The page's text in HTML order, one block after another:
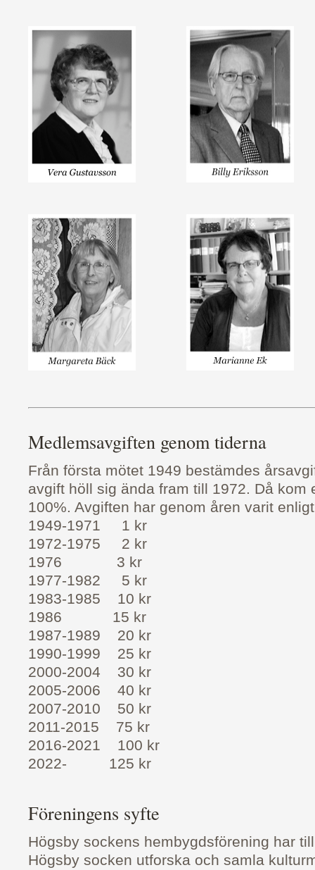
Medlemsavgiften genom tiderna
Från första mötet 1949 bestämdes
avgift höll sig ända fram till 1972. Då kom
100%. Avgiften har genom åren varit
1949-1971 1 kr
1972-1975 2 kr
1976 3 kr
1977-1982 5 kr
1983-1985 10 kr
1986 15 kr
1987-1989 20 kr
1990-1999 25 kr
2000-2004 30 kr
2005-2006 40 kr
2007-2010 50 kr
2011-2015 75 kr
2016-2021 100 kr
2022- 125 kr
Föreningens syfte
Högsby sockens hembygdsförening har
Högsby socken utforska och samla